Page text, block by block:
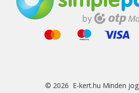
© 2026 E-kert.hu Minden